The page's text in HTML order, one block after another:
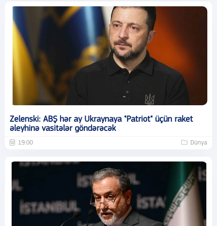
Zelenski: ABŞ hər ay Ukraynaya "Patriot" üçün raket
əleyhinə vasitələr göndərəcək
19:00 Dünya